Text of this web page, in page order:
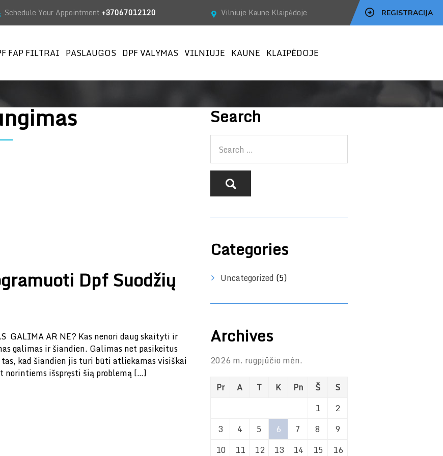
REGISTRACIJA
Schedule Your Appointment +37067012120 Vilniuje Kaune Klaipėdoje
FAP FILTRAI PASLAUGOS DPF VALYMAS VILNIUJE KAUNE KLAIPĖDOJE
Dpf Suodžių
GALIMA AR NE? Kas nenori daug skaityti ir
galimas ir šiandien. Galimas net pasikeitus
kad šiandien jis turi būti atliekamas visiškai
norintiems išspręsti šią problemą […]
Search
Categories
Uncategorized (5)
Archives
2026 m. rugpjūčio mėn.
Pr A T K Pn Š
S
1
2
3
4 5 6 7 8
9
10
11 12 13 14 15 16